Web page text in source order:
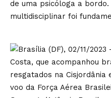
de uma psicóloga a
multidisciplinar foi